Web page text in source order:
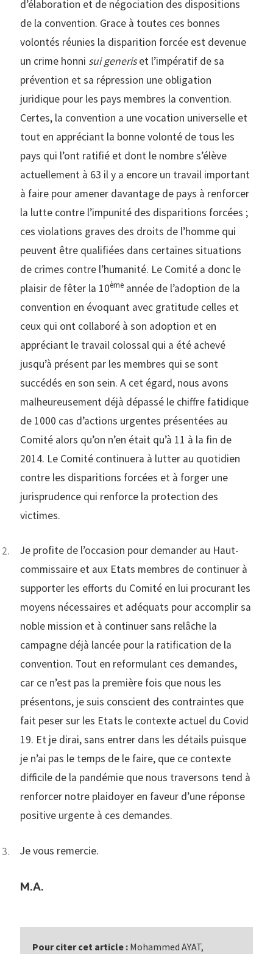
d’élaboration et de négociation des dispositions
de la convention. Grace à toutes ces bonnes
volontés réunies la disparition forcée est devenue
un crime honni sui generiset l’impératif de sa
prévention et sa répression une obligation
juridique pour les pays membres la convention.
Certes, la convention a une vocation universelle et
tout en appréciant la bonne volonté de tous les
pays qui l’ont ratifié et dont le nombre s’élève
actuellement à 63 il y a encore un travail important
à faire pour amener davantage de pays à renforcer
la lutte contre l’impunité des disparitions forcées ;
ces violations graves des droits de l’homme qui
peuvent être qualifiées dans certaines situations
de crimes contre l’humanité. Le Comité a donc le
plaisir de fêter la 10èmeannée de l’adoption de la
convention en évoquant avec gratitude celles et
ceux qui ont collaboré à son adoption et en
appréciant le travail colossal qui a été achevé
jusqu’à présent par les membres qui se sont
succédés en son sein. A cet égard, nous avons
malheureusement déjà dépassé le chiffre fatidique
de 1000 cas d’actions urgentes présentées au
Comité alors qu’on n’en était qu’à 11 à la fin de
2014. Le Comité continuera à lutter au quotidien
contre les disparitions forcées et à forger une
jurisprudence qui renforce la protection des
victimes.
Je profite de l’occasion pour demander au Haut-
commissaire et aux Etats membres de continuer à
supporter les efforts du Comité en lui procurant les
moyens nécessaires et adéquats pour accomplir sa
noble mission et à continuer sans relâche la
campagne déjà lancée pour la ratification de la
convention. Tout en reformulant ces demandes,
car ce n’est pas la première fois que nous les
présentons, je suis conscient des contraintes que
fait peser sur les Etats le contexte actuel du Covid
19. Et je dirai, sans entrer dans les détails puisque
je n’ai pas le temps de le faire, que ce contexte
difficile de la pandémie que nous traversons tend à
renforcer notre plaidoyer en faveur d’une réponse
positive urgente à ces demandes.
Je vous remercie.
M.A.
Pour citer cet article :Mohammed AYAT,